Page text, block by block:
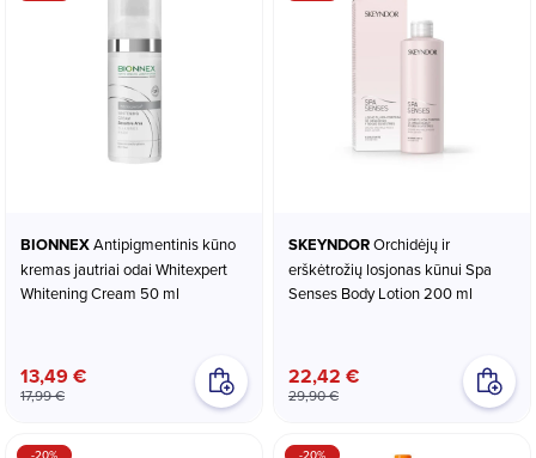
BIONNEX
kremas jautriai odai Whitexpert
Whitening Cream 50 ml
13,49 €
17,99 €
SKEYNDOR
erškėtrožių losjonas kūnui Spa
Senses Body Lotion 200 ml
22,42 €
29,90 €
-20% -20%